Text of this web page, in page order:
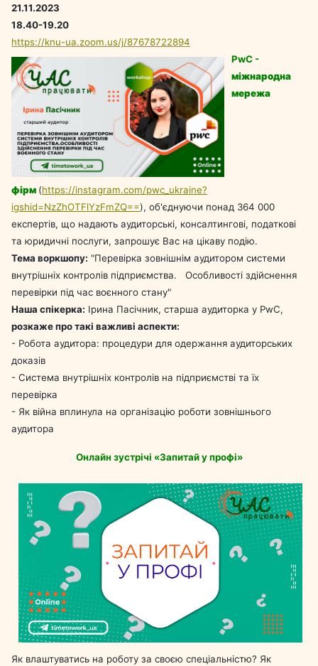
21.11.2023
18.40-19.20
https://knu-ua.zoom.us/j/87678722894
PwC -
міжнародна
мережа
фірм (https://instagram.com/pwc_ukraine?
igshid=NzZhOTFlYzFmZQ==), об'єднуючи понад 364 000
експертів, що надають аудиторські, консалтингові, податкові
та юридичні послуги, запрошує Вас на цікаву подію.
Тема воркшопу: "Перевірка зовнішнім аудитором системи
внутрішніх контролів підприємства. Особливості здійснення
перевірки під час воєнного стану"
Наша спікерка: Ірина Пасічник, старша аудиторка у PwC,
розкаже про такі важливі аспекти:
- Робота аудитора: процедури для одержання аудиторських
доказів
- Система внутрішніх контролів на підприємстві та їх
перевірка
- Як війна вплинула на організацію роботи зовнішнього
аудитора
Онлайн зустрічі «Запитай у профі»
Як влаштуватись на роботу за своєю спеціальністю? Як